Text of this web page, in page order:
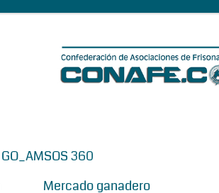
GO_AMSOS 360
Mercado ganadero